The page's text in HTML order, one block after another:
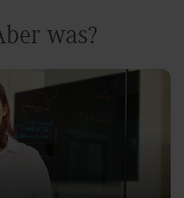
was?